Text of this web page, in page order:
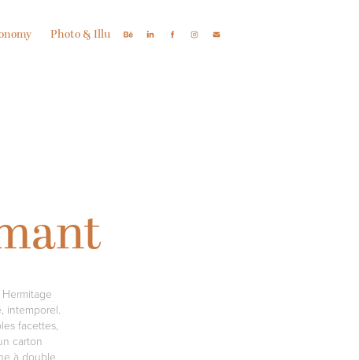
Photo & Illu
intemporel.
facettes,
carton
à double